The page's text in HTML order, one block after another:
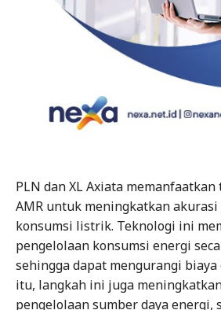
PLN dan XL Axiata
AMR untuk meningkatkan
konsumsi listrik. Teknologi ini
pengelolaan konsumsi energi
sehingga dapat mengurangi
itu, langkah ini juga
pengelolaan sumber daya energi,